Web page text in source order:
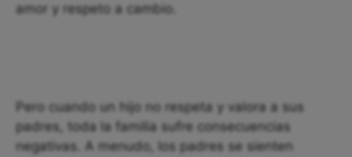
amor y respeto a cambio.
Pero cuando un hijo no respeta y valora a sus
padres, toda la familia sufre consecuencias
negativas. A menudo, los padres se sienten